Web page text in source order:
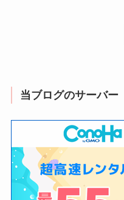
当ブログのサーバー